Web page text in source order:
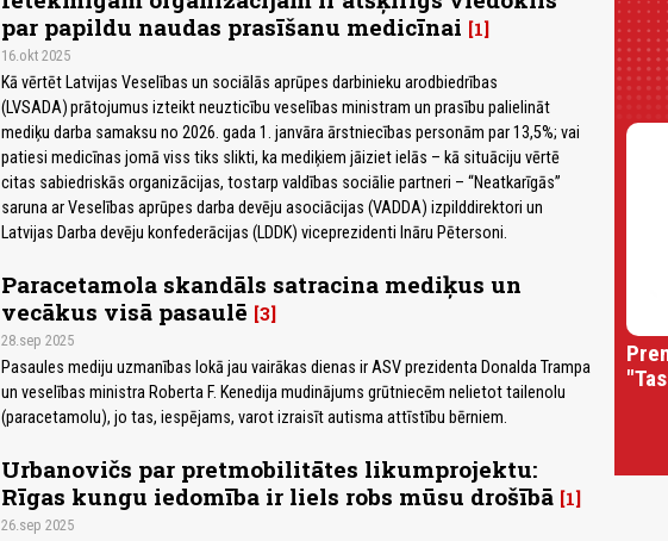
par papildu naudas prasīšanu medicīnai 1
16.okt 2025
Kā vērtēt Latvijas Veselības un sociālās aprūpes darbinieku arodbiedrības
(LVSADA) prātojumus izteikt neuzticību veselības ministram un prasību palielināt
mediķu darba samaksu no 2026. gada 1. janvāra ārstniecības personām par 13,5%; vai
patiesi medicīnas jomā viss tiks slikti, ka mediķiem jāiziet ielās – kā situāciju vērtē
citas sabiedriskās organizācijas, tostarp valdības sociālie partneri – “Neatkarīgās”
saruna ar Veselības aprūpes darba devēju asociācijas (VADDA) izpilddirektori un
Latvijas Darba devēju konfederācijas (LDDK) viceprezidenti Ināru Pētersoni.
Paracetamola skandāls satracina mediķus un
vecākus visā pasaulē 3
28.sep 2025
Pasaules mediju uzmanības lokā jau vairākas dienas ir ASV prezidenta Donalda Trampa
un veselības ministra Roberta F. Kenedija mudinājums grūtniecēm nelietot tailenolu
(paracetamolu), jo tas, iespējams, varot izraisīt autisma attīstību bērniem.
Urbanovičs par pretmobilitātes likumprojektu:
Rīgas kungu iedomība ir liels robs mūsu drošībā 1
26.sep 2025